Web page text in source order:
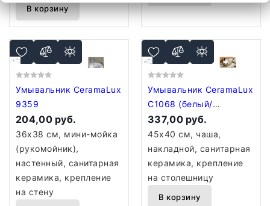
В корзину
Умывальник CeramaLux
9359
204,00 руб.
36x38 см, мини-мойка
(рукомойник),
настенный, санитарная
керамика, крепление
на стену
Умывальник CeramaLux
C1068 (белый/
золотистый)
337,00 руб.
45x40 см, чаша,
накладной, санитарная
керамика, крепление
на столешницу
В корзину